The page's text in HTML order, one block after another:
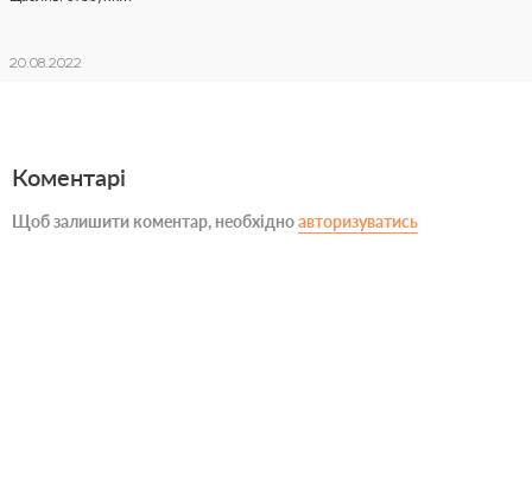
20.08.2022
Коментарі
Щоб залишити коментар, необхідноавторизуватись